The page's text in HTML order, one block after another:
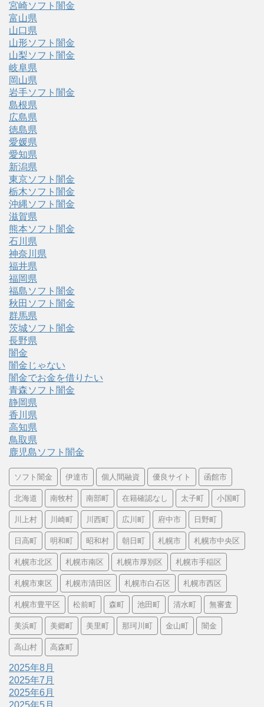
宮崎ソフト闇金
富山県
山口県
山形ソフト闇金
山梨ソフト闇金
岐阜県
岡山県
岩手ソフト闇金
島根県
広島県
徳島県
愛媛県
愛知県
新潟県
東京ソフト闇金
栃木ソフト闇金
沖縄ソフト闇金
滋賀県
熊本ソフト闇金
石川県
神奈川県
福井県
福岡県
福島ソフト闇金
秋田ソフト闇金
群馬県
茨城ソフト闇金
長野県
闇金
闇金じゃない
闇金でお金を借りたい
青森ソフト闇金
静岡県
香川県
高知県
鳥取県
鹿児島ソフト闇金
ソフト闇金 伊達市 個人間融資 優良サイト 函館市
北海道 南牧村 南部町 在籍確認なし 太子町 小国町
川上村 川崎町 川西町 広川町 府中市 日野町
日高町 明和町 昭和村 朝日町 札幌市 札幌市中央区
札幌市北区 札幌市南区 札幌市厚別区 札幌市手稲区
札幌市東区 札幌市清田区 札幌市白石区 札幌市西区
札幌市豊平区 松前町 森町 池田町 清水町 無審査
美浜町 美郷町 美里町 那珂川町 金山町 闇金
高山村 高森町
2025年8月
2025年7月
2025年6月
2025年5月